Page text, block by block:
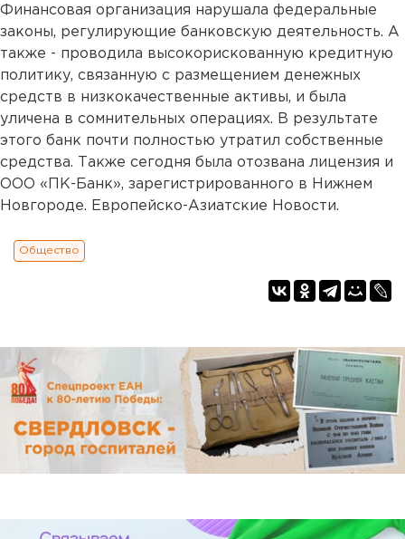
Финансовая организация нарушала федеральные
законы, регулирующие банковскую деятельность. А
также - проводила высокорискованную кредитную
политику, связанную с размещением денежных
средств в низкокачественные активы, и была
уличена в сомнительных операциях. В результате
этого банк почти полностью утратил собственные
средства. Также сегодня была отозвана лицензия и
ООО «ПК-Банк», зарегистрированного в Нижнем
Новгороде. Европейско-Азиатские Новости.
Общество